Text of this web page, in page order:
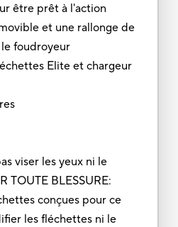
être prêt à l'action
et une rallonge de
foudroyeur
Elite et chargeur
viser les yeux ni le
TOUTE BLESSURE:
conçues pour ce
les fléchettes ni le